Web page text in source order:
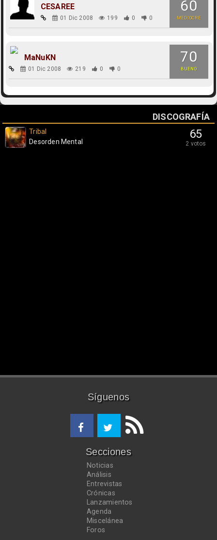
60
MEDIOCRE
CESAREE
01 Dic 2008 199 0 0
70
BUENO
MaNuKN
01 Dic 2008 219 0 0
DISCOGRAFÍA
65
2 votos
Tribal
Desorden Mental
Síguenos
Secciones
Noticias
Análisis
Entrevistas
Crónicas
Lanzamientos
Agenda
Miscelánea
Foros